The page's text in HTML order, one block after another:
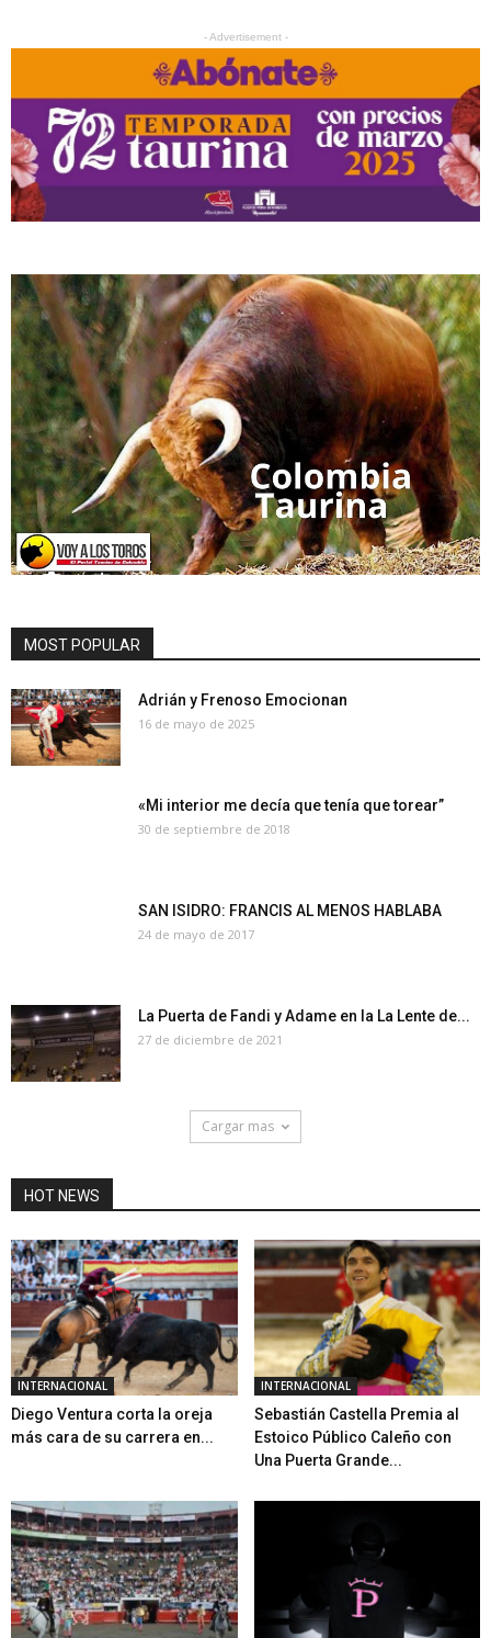
- Advertisement -
MOST POPULAR
Adrián y Frenoso Emocionan
16 de mayo de 2025
«Mi interior me decía que tenía que torear”
30 de septiembre de 2018
SAN ISIDRO: FRANCIS AL MENOS HABLABA
24 de mayo de 2017
La Puerta de Fandi y Adame en la La Lente de...
27 de diciembre de 2021
Cargar mas
HOT NEWS
INTERNACIONAL
Diego Ventura corta la oreja
más cara de su carrera en...
INTERNACIONAL
Sebastián Castella Premia al
Estoico Público Caleño con
Una Puerta Grande...